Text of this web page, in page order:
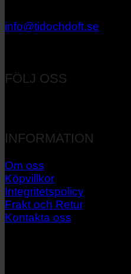
info@tidochdoft.se
FÖLJ OSS
INFORMATION
Om oss
Köpvillkor
Integritetspolicy
Frakt och Retur
Kontakta oss